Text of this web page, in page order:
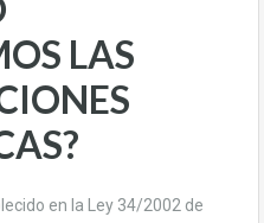
LAS
en la Ley 34/2002 de